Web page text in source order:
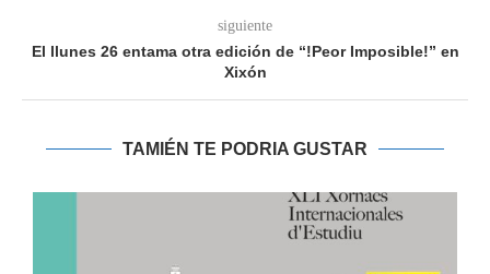
siguiente
El llunes 26 entama otra edición de “!Peor Imposible!” en
Xixón
TAMIÉN TE PODRIA GUSTAR